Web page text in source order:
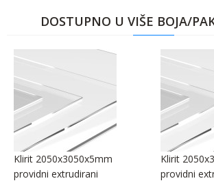
DOSTUPNO U VIŠE BOJA/
Klirit 2050x3050x5mm
providni extrudirani
Klirit
providni